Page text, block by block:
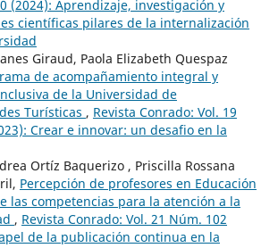
(2024): Aprendizaje, investigación y
científicas pilares de la internalización
Giraud, Paola Elizabeth Quespaz
de acompañamiento integral y
de la Universidad de
Turísticas , Revista Conrado: Vol. 19
Crear e innovar: un desafio en la
Ortíz Baquerizo , Priscilla Rossana
Percepción de profesores en Educación
las competencias para la atención a la
, Revista Conrado: Vol. 21 Núm. 102
de la publicación continua en la